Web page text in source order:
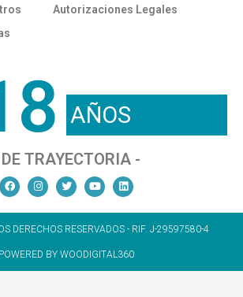
Autorizaciones Legales
AÑOS
TRAYECTORIA -
DERECHOS RESERVADOS - RIF. J-29597580-4
POWERED BY WOODIGITAL360